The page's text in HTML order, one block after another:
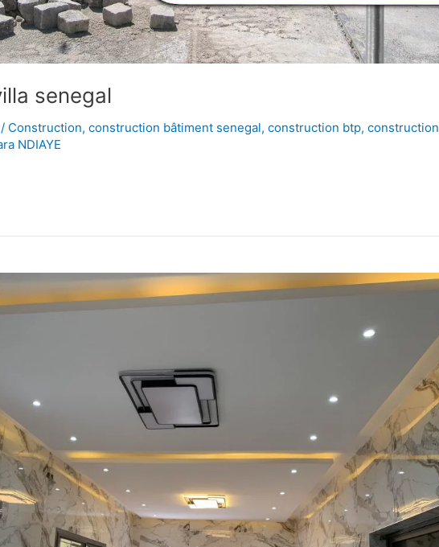
senegal
/ Construction, construction bâtiment senegal, construction btp, construction
NDIAYE